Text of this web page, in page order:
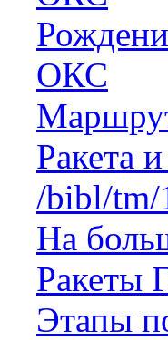
ОКС
Ракета
/bibl/tm/
На
Ракеты
Этапы